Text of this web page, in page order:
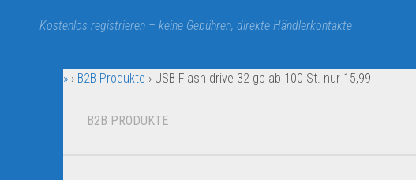
Kostenlos registrieren – keine Gebühren, direkte Händlerkontakte
» › B2B Produkte › USB Flash drive 32 gb ab 100 St. nur 15,99
B2B PRODUKTE